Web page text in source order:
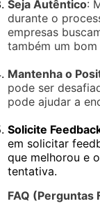
Seja Autêntico:
durante o
empresas
também um
Mantenha o
pode ser
pode ajudar a
Solicite
em solicitar
que melhorou e
tentativa.
FAQ (Perguntas